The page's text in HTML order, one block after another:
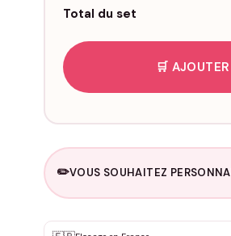
Total du set
🛒
✏️VOUS SOUHAITEZ
Personnalisation sur mesure